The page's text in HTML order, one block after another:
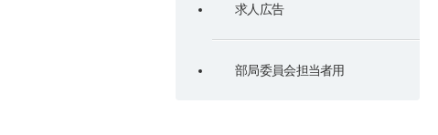
求人広告
部局委員会担当者用